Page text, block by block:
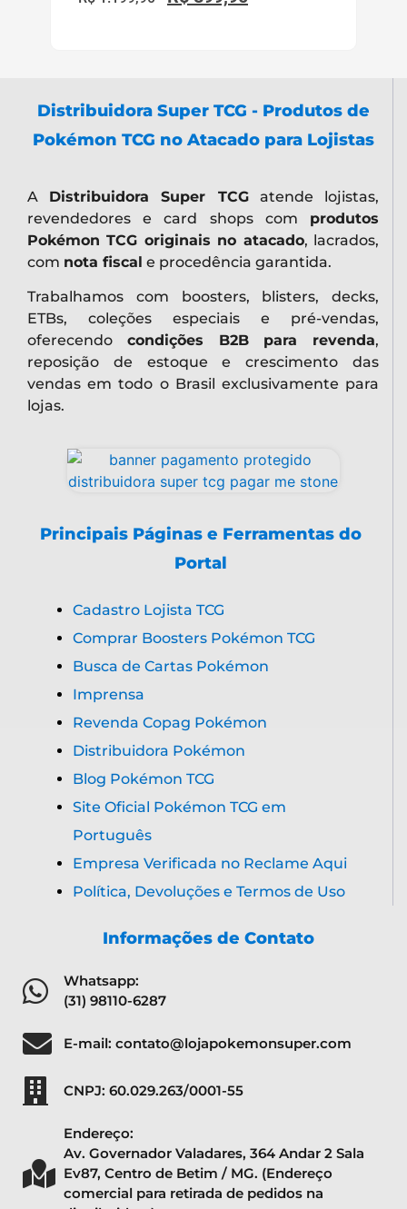
reposição de estoque e crescimento das
Portal
Cadastro Lojista TCG
Busca de Cartas Pokémon
Imprensa
Revenda Copag Pokémon
Site Oficial Pokémon TCG em
Português
Política, Devoluções e Termos de Uso
(31) 98110-6287
E-mail: contato@lojapokemonsuper.com
Endereço:
Av. Governador Valadares, 364 Andar 2 Sala
comercial para retirada de pedidos na
distribuidora).
Distribuidora Super TCG 2026
| Pokémon e
todos os direitos são de propriedade
Creatures Inc do Japão